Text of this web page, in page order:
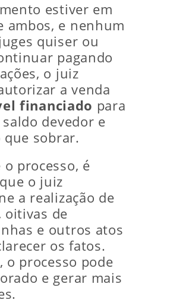
estiver em
ambos, e nenhum
quiser ou
pagando
o juiz
a venda
financiado para
devedor e
sobrar.
processo, é
o juiz
a realização de
oitivas de
e outros atos
os fatos.
o processo pode
e gerar mais